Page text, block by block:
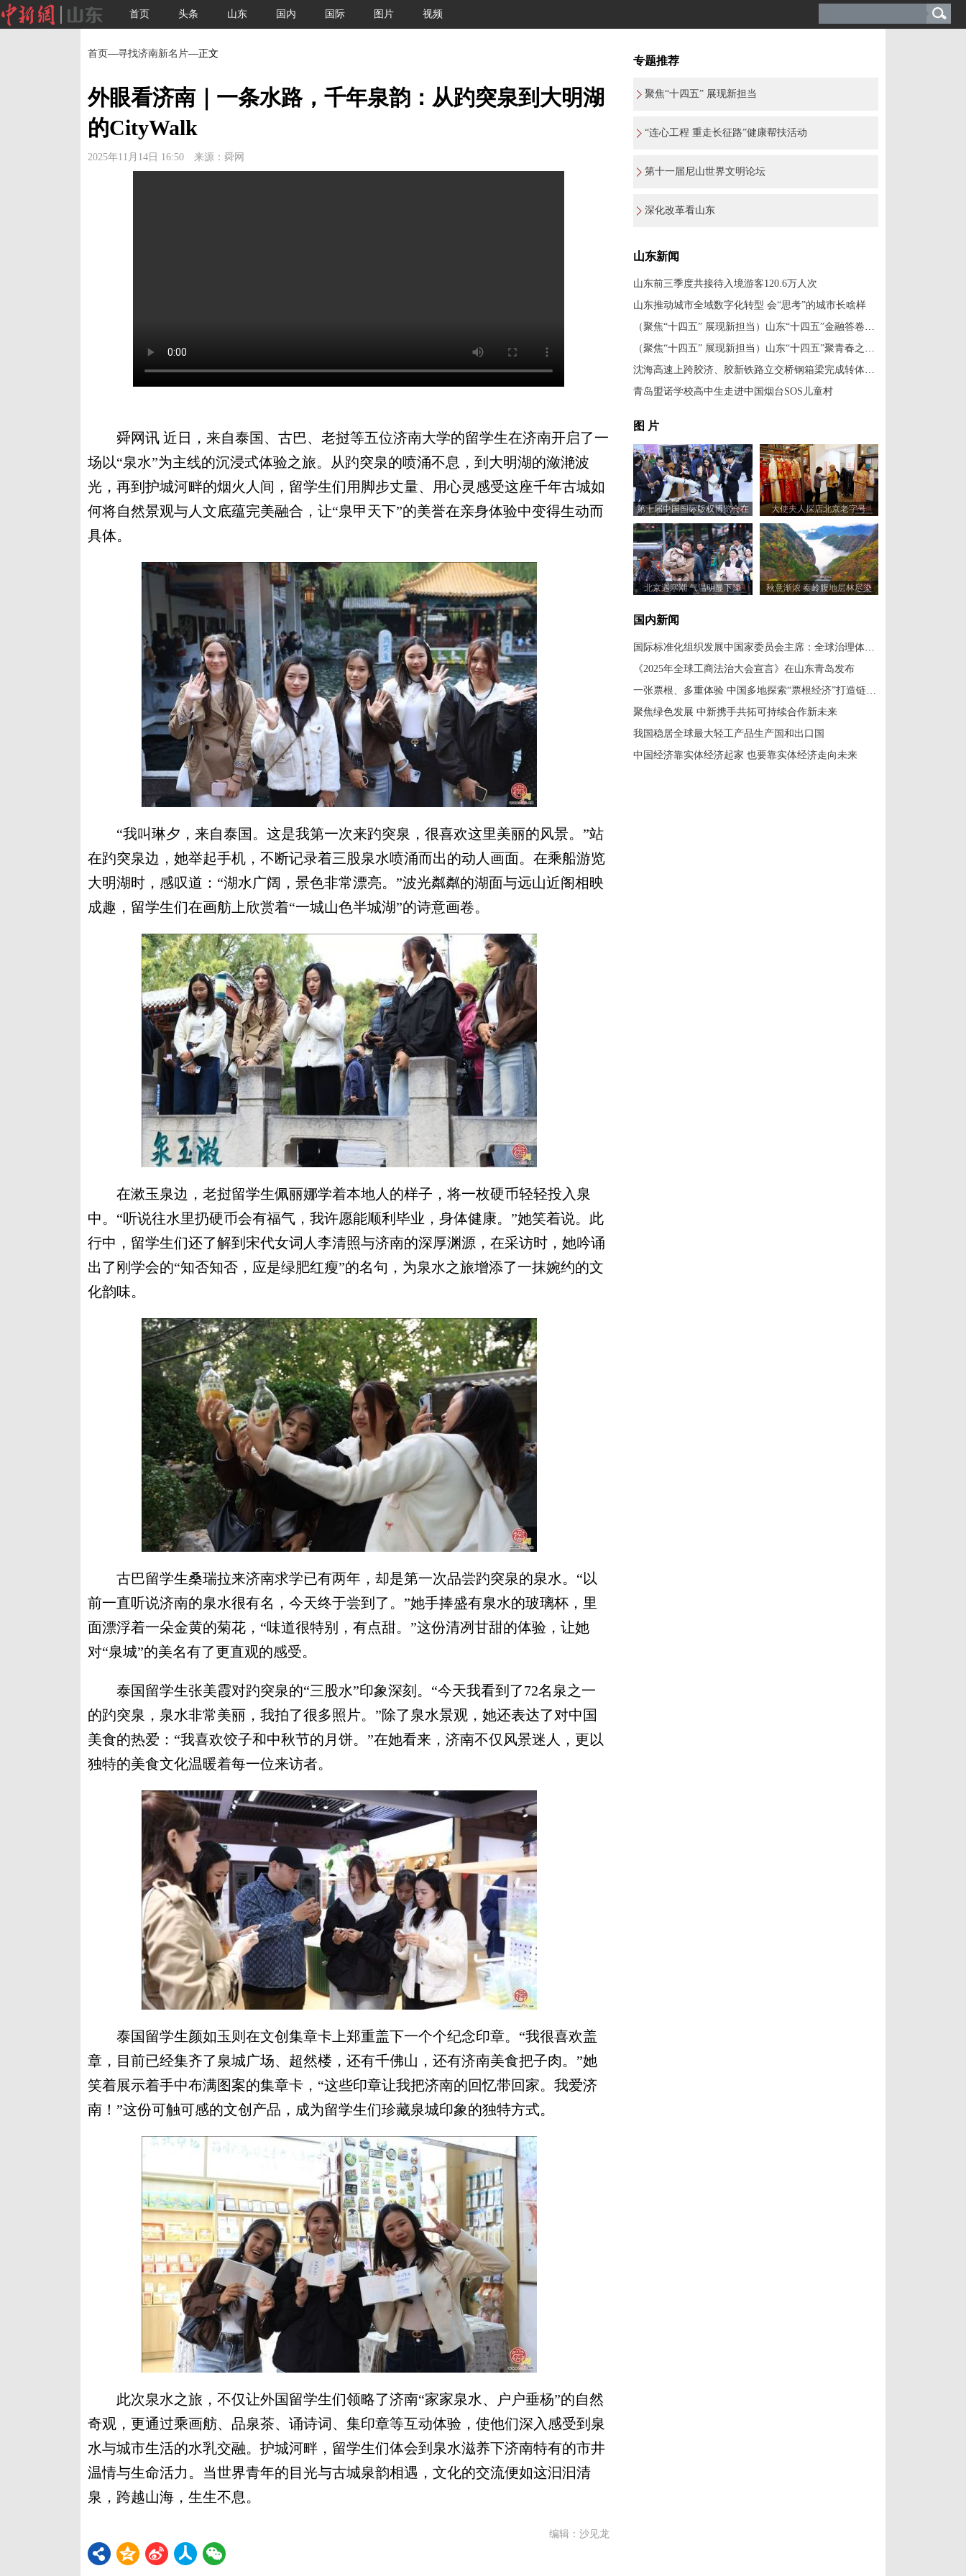
首页 头条 山东 国内 国际 图片 视频
首页—寻找济南新名片—正文
外眼看济南｜一条水路，千年泉韵：从趵突泉到大明湖
的CityWalk
2025年11月14日 16:50 来源：舜网
舜网讯 近日，来自泰国、古巴、老挝等五位济南大学的留学生在济南开启了一
场以“泉水”为主线的沉浸式体验之旅。从趵突泉的喷涌不息，到大明湖的潋滟波
光，再到护城河畔的烟火人间，留学生们用脚步丈量、用心灵感受这座千年古城如
何将自然景观与人文底蕴完美融合，让“泉甲天下”的美誉在亲身体验中变得生动而
具体。
“我叫琳夕，来自泰国。这是我第一次来趵突泉，很喜欢这里美丽的风景。”站
在趵突泉边，她举起手机，不断记录着三股泉水喷涌而出的动人画面。在乘船游览
大明湖时，感叹道：“湖水广阔，景色非常漂亮。”波光粼粼的湖面与远山近阁相映
成趣，留学生们在画舫上欣赏着“一城山色半城湖”的诗意画卷。
在漱玉泉边，老挝留学生佩丽娜学着本地人的样子，将一枚硬币轻轻投入泉
中。“听说往水里扔硬币会有福气，我许愿能顺利毕业，身体健康。”她笑着说。此
行中，留学生们还了解到宋代女词人李清照与济南的深厚渊源，在采访时，她吟诵
出了刚学会的“知否知否，应是绿肥红瘦”的名句，为泉水之旅增添了一抹婉约的文
化韵味。
古巴留学生桑瑞拉来济南求学已有两年，却是第一次品尝趵突泉的泉水。“以
前一直听说济南的泉水很有名，今天终于尝到了。”她手捧盛有泉水的玻璃杯，里
面漂浮着一朵金黄的菊花，“味道很特别，有点甜。”这份清冽甘甜的体验，让她
对“泉城”的美名有了更直观的感受。
泰国留学生张美霞对趵突泉的“三股水”印象深刻。“今天我看到了72名泉之一
的趵突泉，泉水非常美丽，我拍了很多照片。”除了泉水景观，她还表达了对中国
美食的热爱：“我喜欢饺子和中秋节的月饼。”在她看来，济南不仅风景迷人，更以
独特的美食文化温暖着每一位来访者。
泰国留学生颜如玉则在文创集章卡上郑重盖下一个个纪念印章。“我很喜欢盖
章，目前已经集齐了泉城广场、超然楼，还有千佛山，还有济南美食把子肉。”她
笑着展示着手中布满图案的集章卡，“这些印章让我把济南的回忆带回家。我爱济
南！”这份可触可感的文创产品，成为留学生们珍藏泉城印象的独特方式。
此次泉水之旅，不仅让外国留学生们领略了济南“家家泉水、户户垂杨”的自然
奇观，更通过乘画舫、品泉茶、诵诗词、集印章等互动体验，使他们深入感受到泉
水与城市生活的水乳交融。护城河畔，留学生们体会到泉水滋养下济南特有的市井
温情与生命活力。当世界青年的目光与古城泉韵相遇，文化的交流便如这汩汩清
泉，跨越山海，生生不息。
编辑：沙见龙
专题推荐
聚焦“十四五” 展现新担当
“连心工程 重走长征路”健康帮扶活动
第十一届尼山世界文明论坛
深化改革看山东
山东新闻
山东前三季度共接待入境游客120.6万人次
山东推动城市全域数字化转型 会“思考”的城市长啥样
（聚焦“十四五” 展现新担当）山东“十四五”金融答卷亮点纷呈
（聚焦“十四五” 展现新担当）山东“十四五”聚青春之力 筑强省之基
沈海高速上跨胶济、胶新铁路立交桥钢箱梁完成转体施工
青岛盟诺学校高中生走进中国烟台SOS儿童村
图 片
第十届中国国际版权博览会在
山东青岛开幕
大使夫人探店北京老字号
北京遇寒潮 气温明显下降 秋意渐浓 秦岭腹地层林尽染
国内新闻
国际标准化组织发展中国家委员会主席：全球治理体系改革应共建共享
《2025年全球工商法治大会宣言》在山东青岛发布
一张票根、多重体验 中国多地探索“票根经济”打造链式消费新场景
聚焦绿色发展 中新携手共拓可持续合作新未来
我国稳居全球最大轻工产品生产国和出口国
中国经济靠实体经济起家 也要靠实体经济走向未来